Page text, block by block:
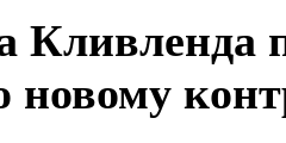
Кливленда
новому